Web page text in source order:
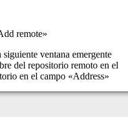
remote»
siguiente ventana emergente
del repositorio remoto en el
en el campo «Address»